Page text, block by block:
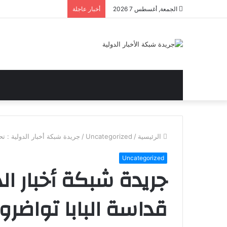
الجمعة, أغسطس 7 2026 أخبار عاجلة
الرئيسية /
Uncategorized
/ جريدة شبكة أخبار الدولية :
Uncategorized
جريدة شبكة أخبار
قداسة البابا